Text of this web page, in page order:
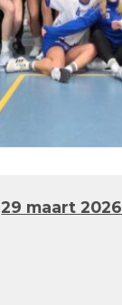
29 maart 2026